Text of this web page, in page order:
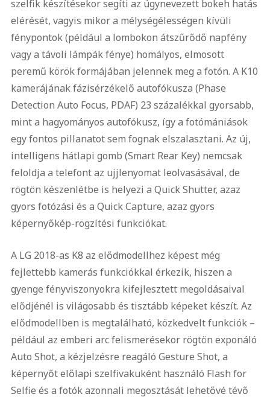
szelfik készítésekor segíti az úgynevezett bokeh hatás
elérését, vagyis mikor a mélységélességen kívüli
fénypontok (például a lombokon átszűrődő napfény
vagy a távoli lámpák fénye) homályos, elmosott
peremű körök formájában jelennek meg a fotón. A K10
kamerájának fázisérzékelő autofókusza (Phase
Detection Auto Focus, PDAF) 23 százalékkal gyorsabb,
mint a hagyományos autofókusz, így a fotómániások
egy fontos pillanatot sem fognak elszalasztani. Az új,
intelligens hátlapi gomb (Smart Rear Key) nemcsak
feloldja a telefont az ujjlenyomat leolvasásával, de
rögtön készenlétbe is helyezi a Quick Shutter, azaz
gyors fotózási és a Quick Capture, azaz gyors
képernyőkép-rögzítési funkciókat.
A LG 2018-as K8 az elődmodellhez képest még
fejlettebb kamerás funkciókkal érkezik, hiszen a
gyenge fényviszonyokra kifejlesztett megoldásaival
elődjénél is világosabb és tisztább képeket készít. Az
elődmodellben is megtalálható, közkedvelt funkciók –
például az emberi arc felismerésekor rögtön exponáló
Auto Shot, a kézjelzésre reagáló Gesture Shot, a
képernyőt előlapi szelfivakuként használó Flash for
Selfie és a fotók azonnali megosztását lehetővé tévő